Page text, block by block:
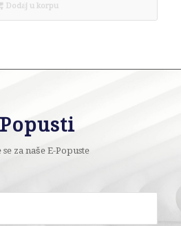
Dodaj u korpu
za naše E-Popuste